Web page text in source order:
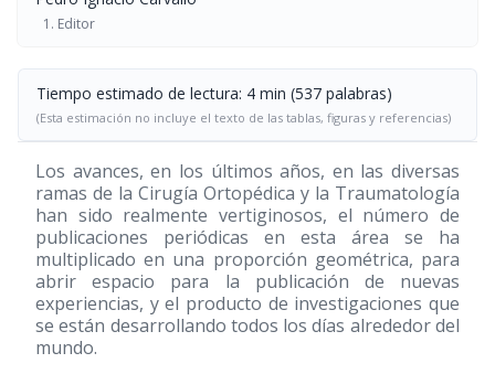
Editor
Tiempo estimado de lectura: 4 min (537 palabras)
(Esta estimación no incluye el texto de las tablas, figuras y referencias)
Los avances, en los últimos años, en las diversas
ramas de la Cirugía Ortopédica y la Traumatología
han sido realmente vertiginosos, el número de
publicaciones periódicas en esta área se ha
multiplicado en una proporción geométrica, para
abrir espacio para la publicación de nuevas
experiencias, y el producto de investigaciones que
se están desarrollando todos los días alrededor del
mundo.